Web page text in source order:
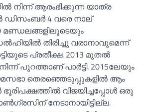
നിന്ന് ആരംഭിക്കുന്ന യാത്ര
4 വരെ നാല്
മണ്ഡലങ്ങളിലൂടെയും
തിരിച്ചു വരാനാവുമെന്ന്
പ്രതീക്ഷ. 2013 മുതല്‍
പുറത്താണ് പാര്‍ട്ടി. 2015ലേയും
തെരഞ്ഞെടുപ്പുകളില്‍ ആം
ഭൂരിപക്ഷത്തില്‍ വിജയിച്ചപ്പോള്‍ ഒരു
നേടാനായിട്ടില്ല.